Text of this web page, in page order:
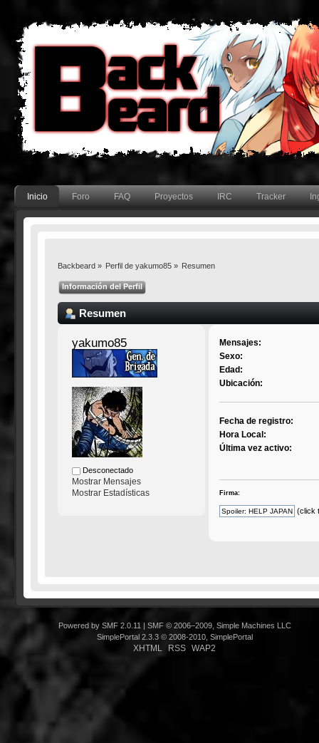
Inicio Foro FAQ Proyectos IRC Tracker
Backbeard» Perfil de yakumo85» Resumen
Información del Perfil
Resumen
yakumo85
Desconectado
Mostrar Mensajes
Mostrar Estadísticas
Mensajes:
Sexo:
Edad:
Ubicación:
Fecha de registro:
Hora Local:
Última vez activo:
Firma:
(click
Powered by SMF 2.0.11
SMF © 2006–2009, Simple Machines LLC
SimplePortal 2.3.3 © 2008-2010, SimplePortal
XHTML RSS WAP2